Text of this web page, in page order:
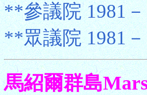
**參議院 1981－
**眾議院 1981－
馬紹爾群島